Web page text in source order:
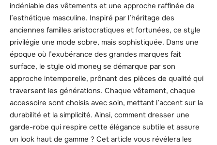
indéniable des vêtements et une approche raffinée de
l’esthétique masculine. Inspiré par l’héritage des
anciennes familles aristocratiques et fortunées, ce style
privilégie une mode sobre, mais sophistiquée. Dans une
époque où l’exubérance des grandes marques fait
surface, le style old money se démarque par son
approche intemporelle, prônant des pièces de qualité qui
traversent les générations. Chaque vêtement, chaque
accessoire sont choisis avec soin, mettant l’accent sur la
durabilité et la simplicité. Ainsi, comment dresser une
garde-robe qui respire cette élégance subtile et assure
un look haut de gamme ? Cet article vous révélera les